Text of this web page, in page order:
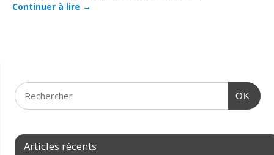
Continuer à lire →
OK
Articles récents